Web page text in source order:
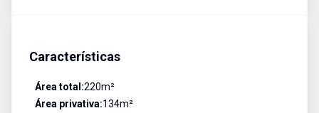
Características
Área total:220m²
Área privativa:134m²